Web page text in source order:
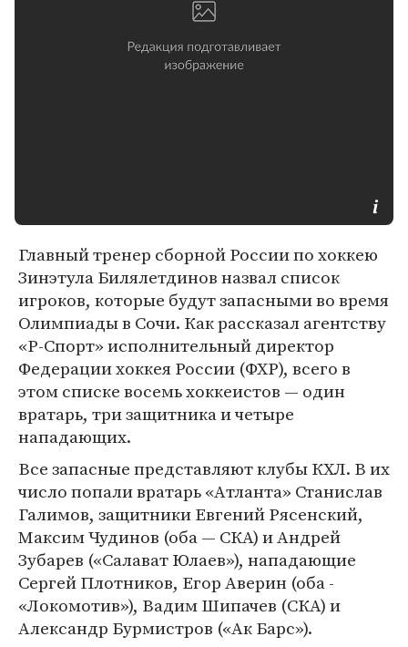
Главный тренер сборной России по хоккею
Зинэтула Билялетдинов назвал список
игроков, которые будут запасными во время
Олимпиады в Сочи. Как рассказал агентству
«Р-Спорт» исполнительный директор
Федерации хоккея России (ФХР), всего в
этом списке восемь хоккеистов — один
вратарь, три защитника и четыре
нападающих.
Все запасные представляют клубы КХЛ. В их
число попали вратарь «Атланта» Станислав
Галимов, защитники Евгений Рясенский,
Максим Чудинов (оба — СКА) и Андрей
Зубарев («Салават Юлаев»), нападающие
Сергей Плотников, Егор Аверин (оба -
«Локомотив»), Вадим Шипачев (СКА) и
Александр Бурмистров («Ак Барс»).